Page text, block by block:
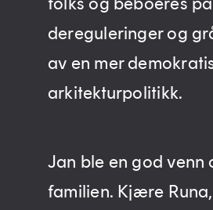
dereguleringer og
av en mer
arkitekturpolitikk.
Jan ble en god venn
familien. Kjære